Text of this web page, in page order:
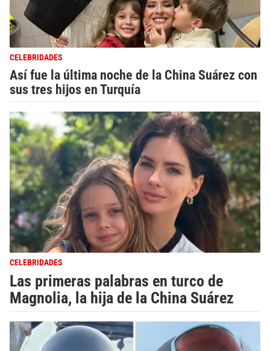
CELEBRIDADES
Así fue la última noche de la China Suárez con
sus tres hijos en Turquía
CELEBRIDADES
Las primeras palabras en turco de
Magnolia, la hija de la China Suárez